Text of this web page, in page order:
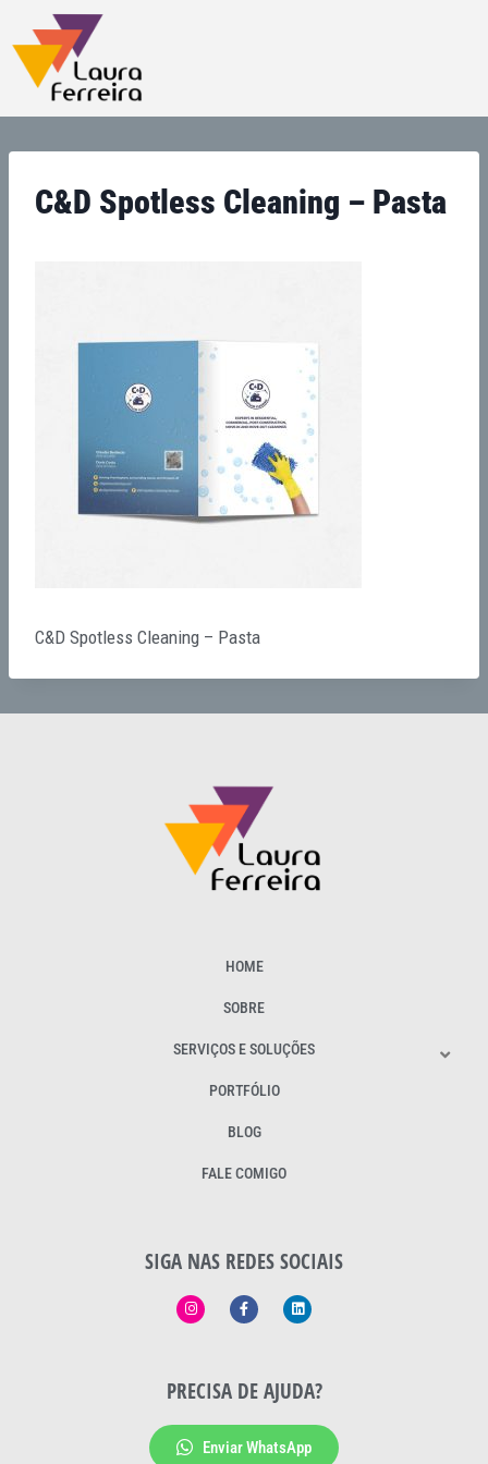
C&D Spotless Cleaning – Pasta
C&D Spotless Cleaning – Pasta
HOME
SOBRE
SERVIÇOS E SOLUÇÕES
PORTFÓLIO
BLOG
FALE COMIGO
SIGA NAS REDES SOCIAIS
PRECISA DE AJUDA?
Enviar WhatsApp